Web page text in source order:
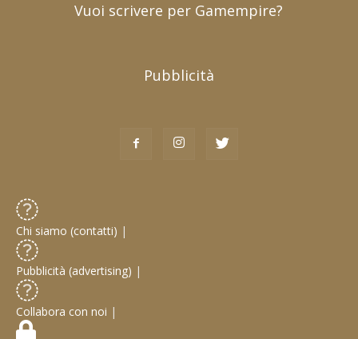
Vuoi scrivere per Gamempire?
Pubblicità
Chi siamo (contatti) |
Pubblicità (advertising) |
Collabora con noi |